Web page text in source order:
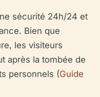
sécurité 24h/24 et
Bien que
les visiteurs
après la tombée de
personnels (Guide